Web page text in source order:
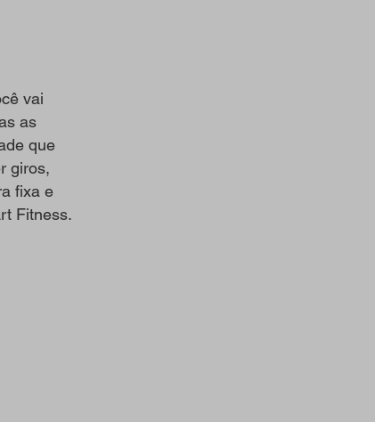
vai
as
que
giros,
fixa e
Fitness.